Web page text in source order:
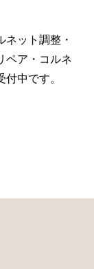
ット調整・
ペア・コルネ
中です。